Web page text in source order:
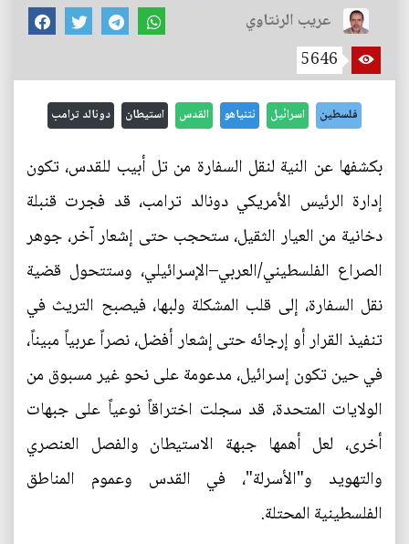
عريب الرنتاوي
5646
فلسطين اسرائيل نتنياهو القدس استيطان دونالد ترامب
بكشفها عن النية لنقل السفارة من تل أبيب للقدس، تكون
إدارة الرئيس الأمريكي دونالد ترامب، قد فجرت قنبلة
دخانية من العيار الثقيل، ستحجب حتى إشعار آخر، جوهر
الصراع الفلسطيني/العربي–الإسرائيلي، وستتحول قضية
نقل السفارة، إلى قلب المشكلة ولبها، فيصبح التريث في
تنفيذ القرار أو إرجائه حتى إشعار أفضل، نصراً عربياً مبيناً،
في حين تكون إسرائيل، مدعومة على نحو غير مسبوق من
الولايات المتحدة، قد سجلت اختراقاً نوعياً على جبهات
أخرى، لعل أهمها جبهة الاستيطان والفصل العنصري
والتهويد و"الأسرلة"، في القدس وعموم المناطق
الفلسطينية المحتلة.